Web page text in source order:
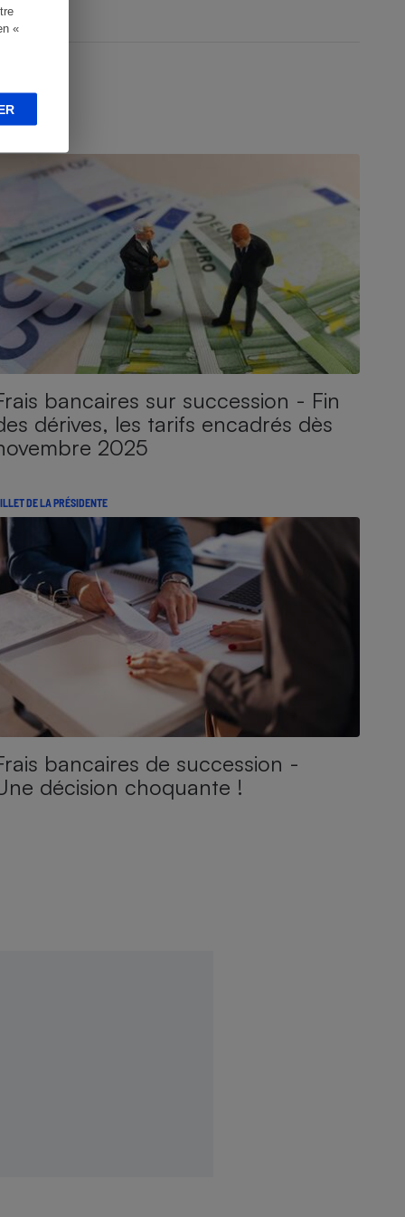
«
bancaires sur succession - Fin
dérives, les tarifs encadrés dès
2025
DE LA PRÉSIDENTE
bancaires de succession -
décision choquante !